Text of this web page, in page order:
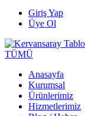
Giriş Yap
Üye Ol
TÜMÜ
Anasayfa
Kurumsal
Ürünlerimiz
Hizmetlerimiz